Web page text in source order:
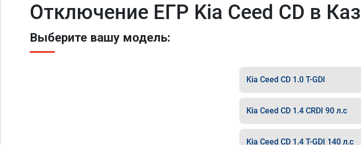
Отключение ЕГР Kia Ceed CD в
Выберите вашу модель:
Kia Ceed CD 1.0 T-GDI
Kia Ceed CD 1.4 CRDI 90 л.с
Kia Ceed CD 1.4 T-GDI 140 л.с